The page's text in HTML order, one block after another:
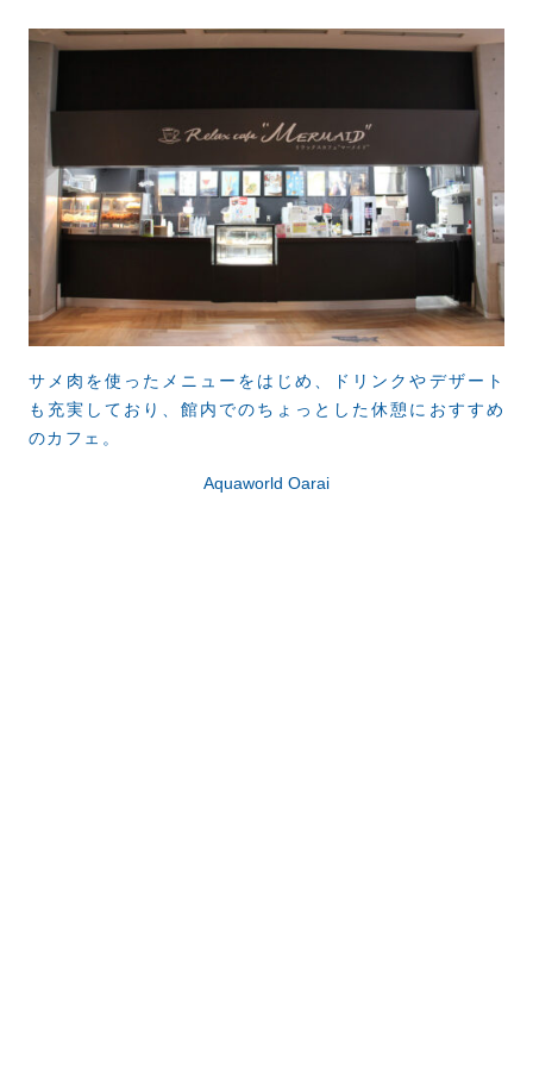
サメ肉を使ったメニューをはじめ、ドリンクやデザート
も充実しており、館内でのちょっとした休憩におすすめ
のカフェ。
Aquaworld Oarai